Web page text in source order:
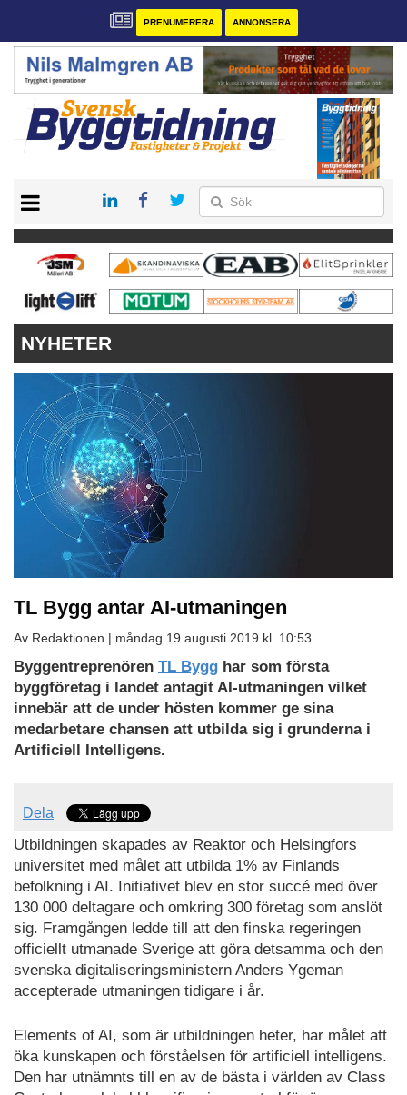
PRENUMERERA ANNONSERA
PRENUMERERA
VÅRA ANDRA MAGASIN
ANNONSERA
NYHETER
TL Bygg antar AI-utmaningen
Av Redaktionen | måndag 19 augusti 2019 kl. 10:53
Byggentreprenören TL Bygg har som första
byggföretag i landet antagit AI-utmaningen vilket
innebär att de under hösten kommer ge sina
medarbetare chansen att utbilda sig i grunderna i
Artificiell Intelligens.
Dela
Utbildningen skapades av Reaktor och Helsingfors
universitet med målet att utbilda 1% av Finlands
befolkning i AI. Initiativet blev en stor succé med över
130 000 deltagare och omkring 300 företag som anslöt
sig. Framgången ledde till att den finska regeringen
officiellt utmanade Sverige att göra detsamma och den
svenska digitaliseringsministern Anders Ygeman
accepterade utmaningen tidigare i år.
Elements of AI, som är utbildningen heter, har målet att
öka kunskapen och förståelsen för artificiell intelligens.
Den har utnämnts till en av de bästa i världen av Class